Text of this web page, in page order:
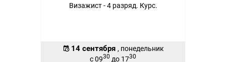
Визажист - 4 разряд. Курс.
14 сентября , понедельник
с 0930 до 1730